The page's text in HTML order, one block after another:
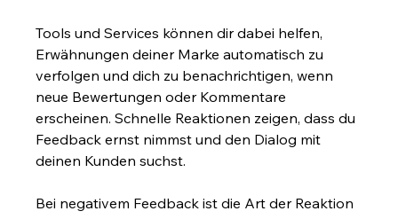
Tools und Services können dir dabei helfen,
Erwähnungen deiner Marke automatisch zu
verfolgen und dich zu benachrichtigen, wenn
neue Bewertungen oder Kommentare
erscheinen. Schnelle Reaktionen zeigen, dass du
Feedback ernst nimmst und den Dialog mit
deinen Kunden suchst.
Bei negativem Feedback ist die Art der Reaktion